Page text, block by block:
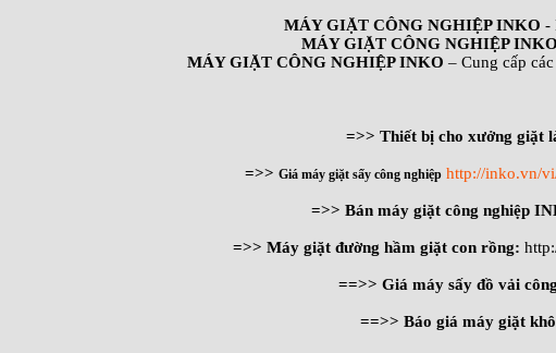
MÁY GIẶT CÔNG NGHIỆP INKO -
MÁY GIẶT CÔNG NGHIỆP INKO
MÁY GIẶT CÔNG NGHIỆP INKO – Cung cấp
=>> Thiết bị cho xưởng giặt
=>> Giá máy giặt sấy công nghiệp http://inko.vn/
=>> Bán máy giặt công nghiệp
=>> Máy giặt đường hầm giặt con rồng:
==>> Giá máy sấy đồ vải
==>> Báo giá máy giặt